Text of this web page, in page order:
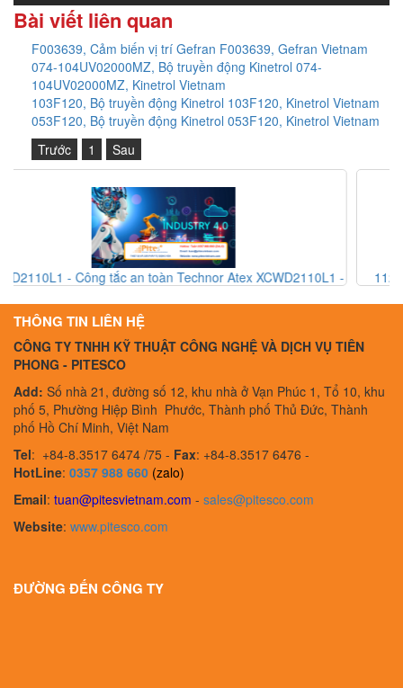
Bài viết liên quan
F003639, Cảm biến vị trí Gefran F003639, Gefran Vietnam
074-104UV02000MZ, Bộ truyền động Kinetrol 074-
104UV02000MZ, Kinetrol Vietnam
103F120, Bộ truyền động Kinetrol 103F120, Kinetrol Vietnam
053F120, Bộ truyền động Kinetrol 053F120, Kinetrol Vietnam
Trước
1 Sau
-
112047/058648 NPK04KVDC-B PR - Bơm định
THÔNG TIN LIÊN HỆ
CÔNG TY TNHH KỸ THUẬT CÔNG NGHỆ VÀ DỊCH VỤ TIÊN
PHONG - PITESCO
Add: Số nhà 21, đường số 12, khu nhà ở Vạn Phúc 1, Tổ 10, khu
phố 5, Phường Hiệp Bình Phước, Thành phố Thủ Đức, Thành
phố Hồ Chí Minh, Việt Nam
Tel: +84-8.3517 6474 /75 - Fax: +84-8.3517 6476 -
HotLine: 0357 988 660 (zalo)
Email: tuan@pitesvietnam.com - sales@pitesco.com
Website: www.pitesco.com
ĐƯỜNG ĐẾN CÔNG TY